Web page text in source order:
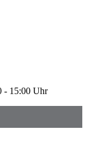
- 15:00 Uhr